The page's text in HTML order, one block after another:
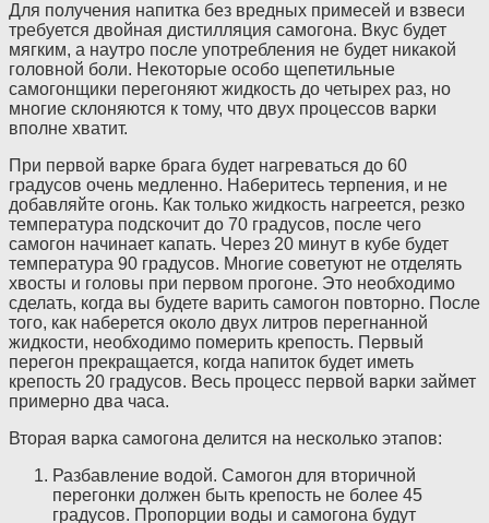
Для получения напитка без вредных примесей и взвеси
требуется двойная дистилляция самогона. Вкус будет
мягким, а наутро после употребления не будет никакой
головной боли. Некоторые особо щепетильные
самогонщики перегоняют жидкость до четырех раз, но
многие склоняются к тому, что двух процессов варки
вполне хватит.
При первой варке брага будет нагреваться до 60
градусов очень медленно. Наберитесь терпения, и не
добавляйте огонь. Как только жидкость нагреется, резко
температура подскочит до 70 градусов, после чего
самогон начинает капать. Через 20 минут в кубе будет
температура 90 градусов. Многие советуют не отделять
хвосты и головы при первом прогоне. Это необходимо
сделать, когда вы будете варить самогон повторно. После
того, как наберется около двух литров перегнанной
жидкости, необходимо померить крепость. Первый
перегон прекращается, когда напиток будет иметь
крепость 20 градусов. Весь процесс первой варки займет
примерно два часа.
Вторая варка самогона делится на несколько этапов:
Разбавление водой. Самогон для вторичной
перегонки должен быть крепость не более 45
градусов. Пропорции воды и самогона будут